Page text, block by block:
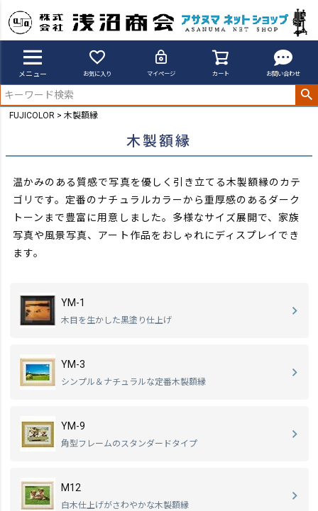
メニュー お気に入り マイページ カート お問い合わせ
FUJICOLOR 木製額縁
木製額縁
温かみのある質感で写真を優しく引き立てる木製額縁のカテ
ゴリです。定番のナチュラルカラーから重厚感のあるダーク
トーンまで豊富に用意しました。 多様なサイズ展開で、家族
写真や風景写真、アート作品をおしゃれにディスプレイでき
ます。
YM-1
木目を生かした黒塗り仕上げ
YM-3
シンプル＆ナチュラルな定番木製額縁
YM-9
角型フレームのスタンダードタイプ
M12
白木仕上げがさわやかな木製額縁